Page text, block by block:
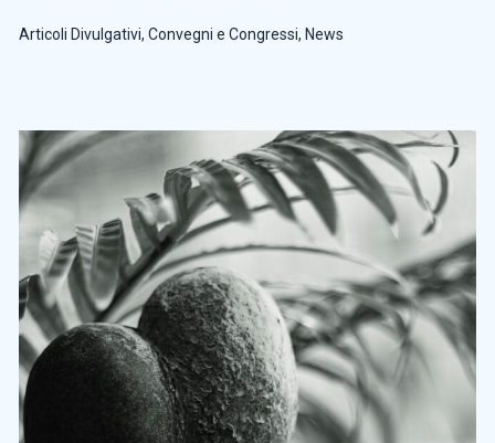
Articoli Divulgativi, Convegni e Congressi, News